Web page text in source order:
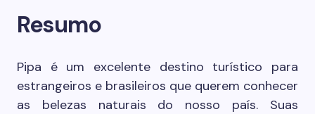
Resumo
Pipa é um excelente destino turístico para
estrangeiros e brasileiros que querem conhecer
as belezas naturais do nosso país. Suas